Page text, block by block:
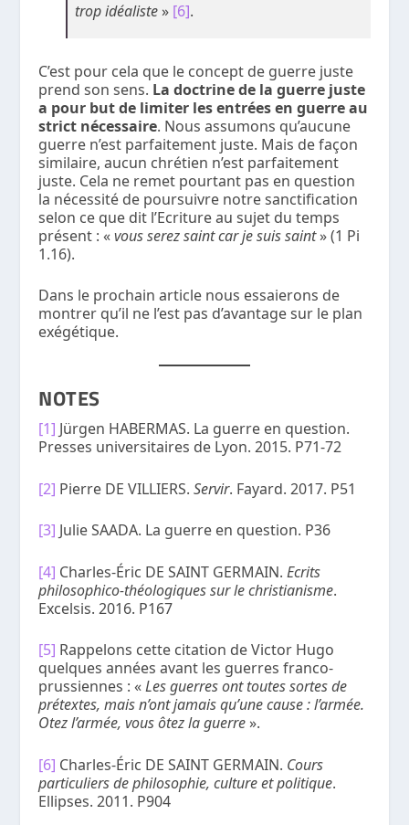
trop idéaliste » [6].
C’est pour cela que le concept de guerre juste
prend son sens. La doctrine de la guerre juste
a pour but de limiter les entrées en guerre au
strict nécessaire. Nous assumons qu’aucune
guerre n’est parfaitement juste. Mais de façon
similaire, aucun chrétien n’est parfaitement
juste. Cela ne remet pourtant pas en question
la nécessité de poursuivre notre sanctification
selon ce que dit l’Ecriture au sujet du temps
présent : «vous serez saint car je suis saint» (1 Pi
1.16).
Dans le prochain article nous essaierons de
montrer qu’il ne l’est pas d’avantage sur le plan
exégétique.
NOTES
[1] Jürgen HABERMAS. La guerre en question.
Presses universitaires de Lyon. 2015. P71-72
[2] Pierre DE VILLIERS.Servir. Fayard. 2017. P51
[3] Julie SAADA. La guerre en question. P36
[4] Charles-Éric DE SAINT GERMAIN.Ecrits
philosophico-théologiques sur le christianisme.
Excelsis. 2016. P167
[5] Rappelons cette citation de Victor Hugo
quelques années avant les guerres franco-
prussiennes : «Les guerres ont toutes sortes de
prétextes, mais n’ont jamais qu’une cause : l’armée.
Otez l’armée, vous ôtez la guerre ».
[6] Charles-Éric DE SAINT GERMAIN. Cours
particuliers de philosophie, culture et politique.
Ellipses. 2011. P904